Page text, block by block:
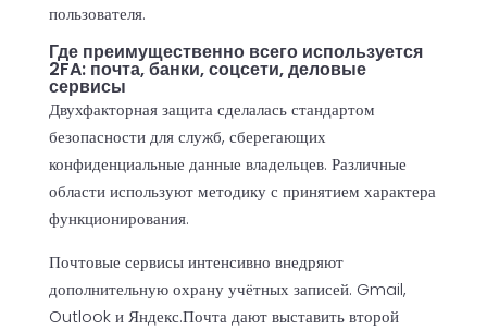
пользователя.
Где преимущественно всего используется
2FA: почта, банки, соцсети, деловые
сервисы
Двухфакторная защита сделалась стандартом
безопасности для служб, сберегающих
конфиденциальные данные владельцев. Различные
области используют методику с принятием характера
функционирования.
Почтовые сервисы интенсивно внедряют
дополнительную охрану учётных записей. Gmail,
Outlook и Яндекс.Почта дают выставить второй